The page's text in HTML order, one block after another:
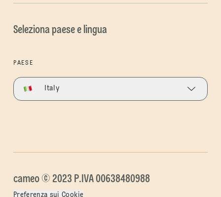
Seleziona paese e lingua
PAESE
Italy
cameo © 2023 P.IVA 00638480988
Preferenza sui Cookie